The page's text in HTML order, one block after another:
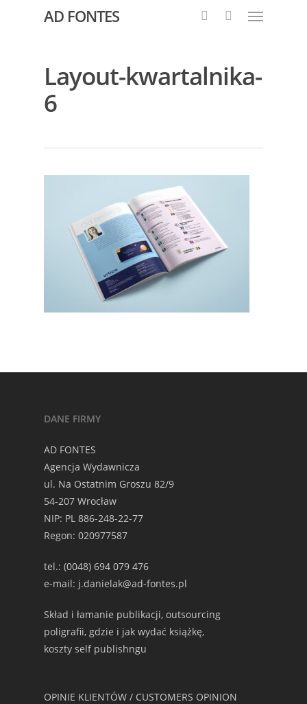
AD FONTES
Layout-kwartalnika-
6
DANE FIRMY
AD FONTES
Agencja Wydawnicza
ul. Na Ostatnim Groszu 82/9
54-207 Wrocław
NIP: PL 886-248-22-77
Regon: 020977587
tel.: (0048) 694 079 476
e-mail: j.danielak@ad-fontes.pl
Skład i łamanie publikacji, outsourcing
poligrafii, gdzie i jak wydać książkę,
koszty self publishngu
OPINIE KLIENTÓW / CUSTOMERS OPINION